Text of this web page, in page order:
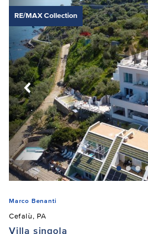
RE/MAX Collection
Marco Benanti
Cefalù, PA
Villa singola